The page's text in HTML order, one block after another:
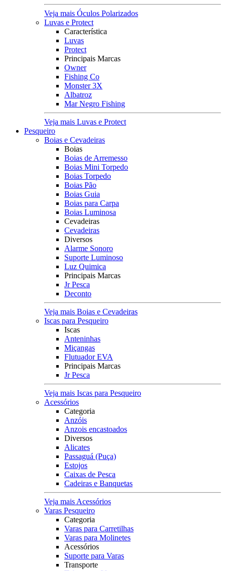
Veja mais Óculos Polarizados
Luvas e Protect
Característica
Luvas
Protect
Principais Marcas
Owner
Fishing Co
Monster 3X
Albatroz
Mar Negro Fishing
Veja mais Luvas e Protect
Pesqueiro
Boias e Cevadeiras
Boias
Boias de Arremesso
Boias Mini Torpedo
Boias Torpedo
Boias Pão
Boias Guia
Boias para Carpa
Boias Luminosa
Cevadeiras
Cevadeiras
Diversos
Alarme Sonoro
Suporte Luminoso
Luz Quimica
Principais Marcas
Jr Pesca
Deconto
Veja mais Boias e Cevadeiras
Iscas para Pesqueiro
Iscas
Anteninhas
Miçangas
Flutuador EVA
Principais Marcas
Jr Pesca
Veja mais Iscas para Pesqueiro
Acessórios
Categoria
Anzóis
Anzois encastoados
Diversos
Alicates
Passaguá (Puça)
Estojos
Caixas de Pesca
Cadeiras e Banquetas
Veja mais Acessórios
Varas Pesqueiro
Categoria
Varas para Carretilhas
Varas para Molinetes
Acessórios
Suporte para Varas
Transporte